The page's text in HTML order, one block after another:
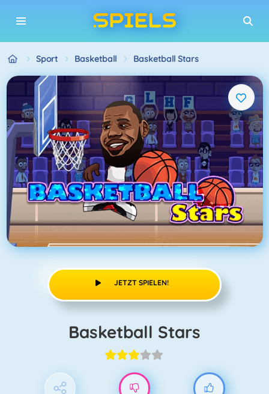
Sport Basketball Basketball Stars
JETZT SPIELEN!
Basketball Stars